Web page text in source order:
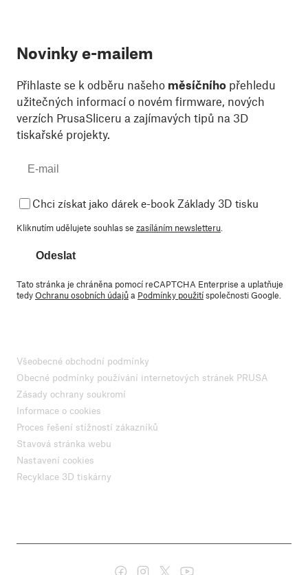
Novinky e-mailem
Přihlaste se k odběru našeho měsíčního přehledu
užitečných informací o novém firmware, nových
verzích PrusaSliceru a zajímavých tipů na 3D
tiskařské projekty.
Chci získat jako dárek e-book Základy 3D tisku
Kliknutím udělujete souhlas se zasíláním newsletteru
Odeslat
Tato stránka je chráněna pomocí reCAPTCHA Enterprise a uplatňuje
tedyOchranu osobních údajůa Podmínky použitíspolečnosti Google.
Všeobecné obchodní podmínky
Obecné podmínky používání internetových stránek PRUSA
Zásady ochrany soukromí
Informace o cookies
Proces řešení stížností zákazníků
Stavová stránka webu
Nastavení cookies
Recyklace 3D tiskárny